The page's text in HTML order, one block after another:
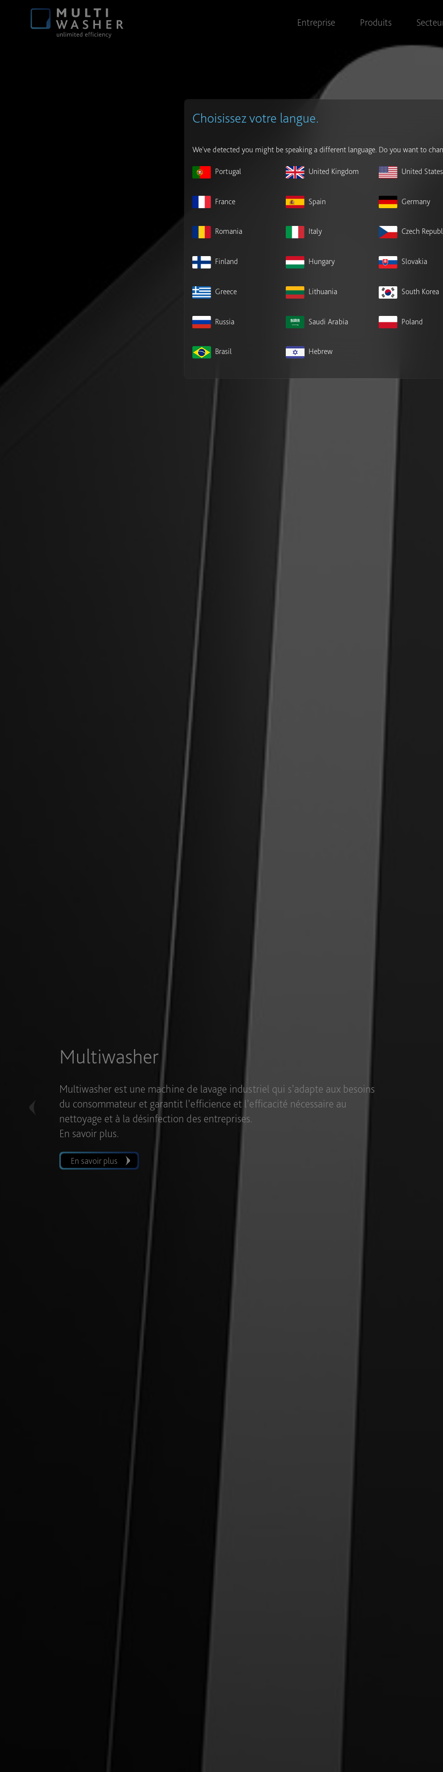
Entreprise Produits
Secteurs
Multiwasher a été conçue pour s’adapter aux divers segments de l’industrie,
et elle vous donne la possibilité d’insérer différents ustensiles et objets au
cours d’un même cycle de lavage, pour une plus grande flexibilité.
En savoir plus.
En savoir plus
Previous
Choisissez votre langue.
We've detected you might be speaking a different language. Do you want to
Portugal United Kingdom United States
France Spain Germany
Romania Italy Czech
Finland Hungary Slovakia
Greece Lithuania South Korea
Russia Saudi Arabia Poland
Brasil Hebrew